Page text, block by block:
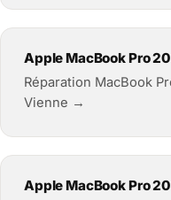
Apple MacBook Pro
Réparation MacBook
Vienne →
Apple MacBook Pro